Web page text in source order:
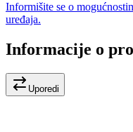
Informišite se o
uređaja.
Informacije o
Uporedi